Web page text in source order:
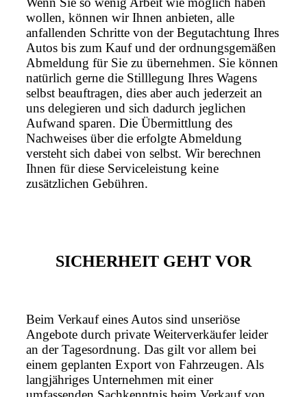
wollen, können wir Ihnen anbieten, alle
anfallenden Schritte von der Begutachtung Ihres
Autos bis zum Kauf und der ordnungsgemäßen
Abmeldung für Sie zu übernehmen. Sie können
natürlich gerne die Stilllegung Ihres Wagens
selbst beauftragen, dies aber auch jederzeit an
uns delegieren und sich dadurch jeglichen
Aufwand sparen. Die Übermittlung des
Nachweises über die erfolgte Abmeldung
versteht sich dabei von selbst. Wir berechnen
Ihnen für diese Serviceleistung keine
zusätzlichen Gebühren.
SICHERHEIT GEHT VOR
Beim Verkauf eines Autos sind unseriöse
Angebote durch private Weiterverkäufer leider
an der Tagesordnung. Das gilt vor allem bei
einem geplanten Export von Fahrzeugen. Als
langjähriges Unternehmen mit einer